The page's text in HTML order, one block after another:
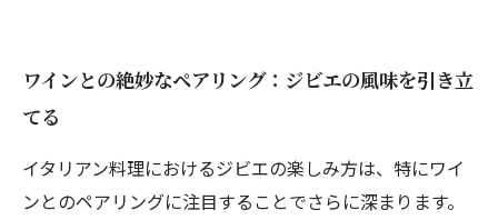
ワインとの絶妙なペアリング：ジビエの風味を引き立
てる
イタリアン料理におけるジビエの楽しみ方は、特にワイ
ンとのペアリングに注目することでさらに深まります。